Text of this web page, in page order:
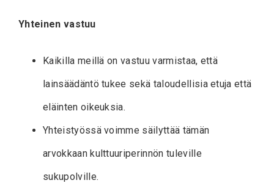
Yhteinen vastuu
Kaikilla meillä on vastuu varmistaa, että
lainsäädäntö tukee sekä taloudellisia etuja että
eläinten oikeuksia.
Yhteistyössä voimme säilyttää tämän
arvokkaan kulttuuriperinnön tuleville
sukupolville.